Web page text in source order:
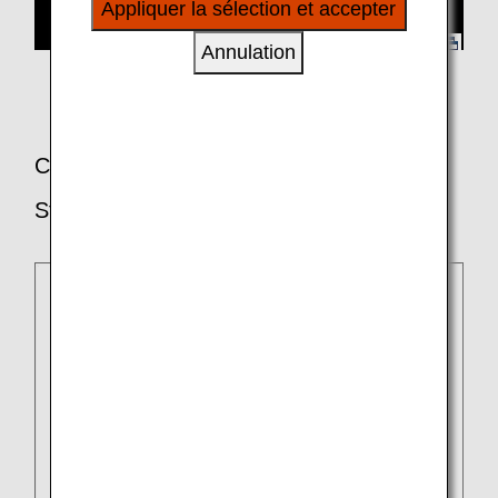
Compagnies aériennes membres de
Star Alliance
à vos intérêts personnels à travers nos sites
Appliquer la sélection et accepter
Annulation